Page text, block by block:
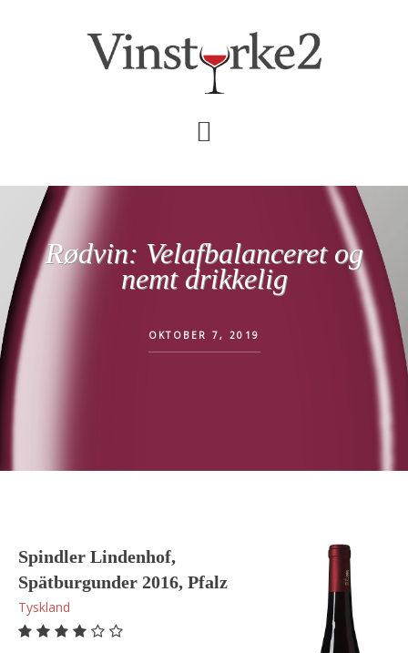
Rødvin: Velafbalanceret og
nemt drikkelig
OKTOBER 7, 2019
Spindler Lindenhof,
Spätburgunder 2016, Pfalz
Tyskland